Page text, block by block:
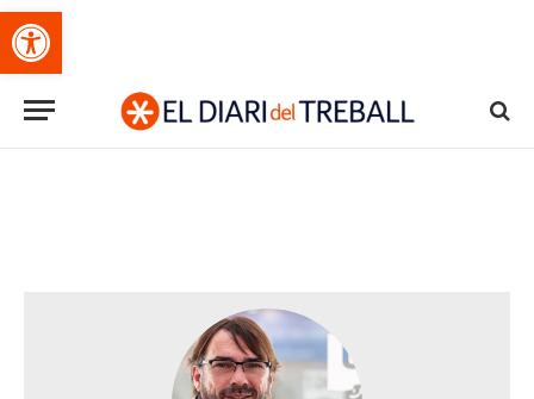
Obre la barra d'eines